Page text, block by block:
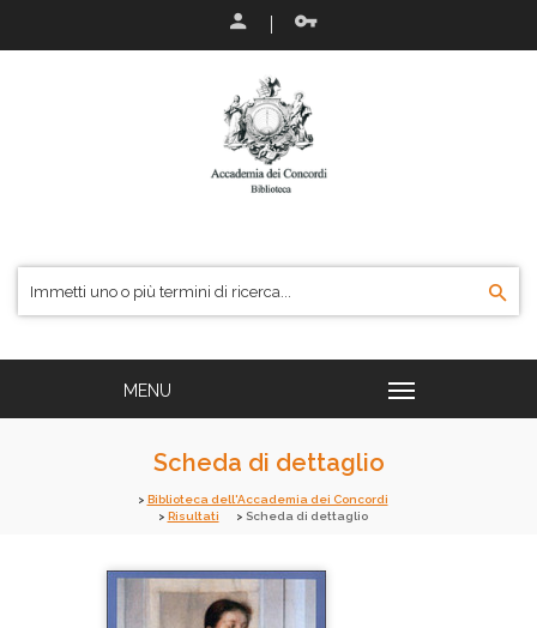
Scheda di dettaglio
Biblioteca dell'Accademia dei Concordi
Risultati
Scheda di dettaglio